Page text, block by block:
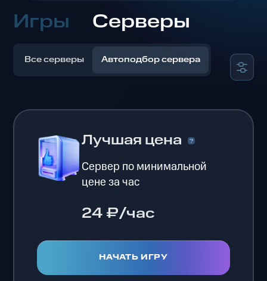
Игры Серверы
Все серверы Автоподбор сервера
Лучшая цена
Сервер по минимальной
цене за час
24 ₽/час
НАЧАТЬ ИГРУ